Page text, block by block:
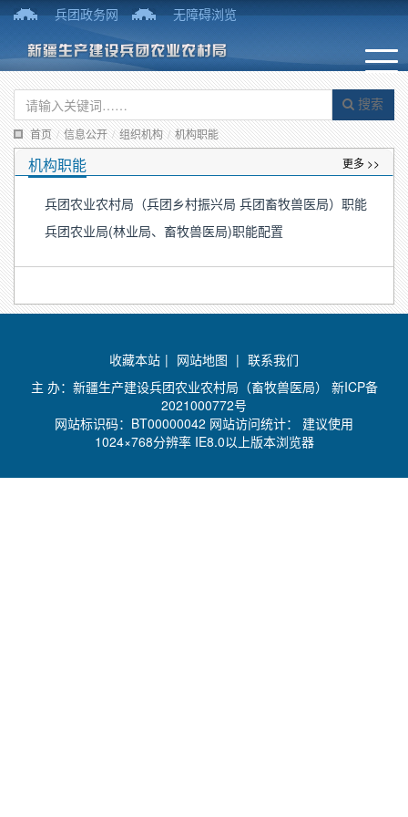
兵团政务网 无障碍浏览
搜索
首页 / 信息公开 / 组织机构 / 机构职能
机构职能 更多 >>
兵团农业农村局（兵团乡村振兴局 兵团畜牧兽医局）职能
兵团农业局(林业局、畜牧兽医局)职能配置
收藏本站 | 网站地图 | 联系我们
主 办：新疆生产建设兵团农业农村局（畜牧兽医局） 新ICP备
2021000772号
网站标识码：BT00000042 网站访问统计： 建议使用
1024×768分辨率 IE8.0以上版本浏览器